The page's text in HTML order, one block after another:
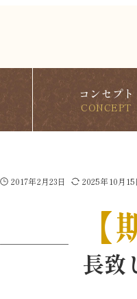
コンセプト
CONCEPT
【
長致
2017年2月23日 2025年10月15